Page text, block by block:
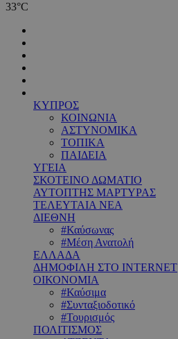
33°C
ΚΥΠΡΟΣ
ΚΟΙΝΩΝΙΑ
ΑΣΤΥΝΟΜΙΚΑ
ΤΟΠΙΚΑ
ΠΑΙΔΕΙΑ
ΥΓΕΙΑ
ΣΚΟΤΕΙΝΟ ΔΩΜΑΤΙΟ
ΑΥΤΟΠΤΗΣ ΜΑΡΤΥΡΑΣ
ΤΕΛΕΥΤΑΙΑ ΝΕΑ
ΔΙΕΘΝΗ
#Καύσωνας
#Μέση Ανατολή
ΕΛΛΑΔΑ
ΔΗΜΟΦΙΛΗ ΣΤΟ INTERNET
ΟΙΚΟΝΟΜΙΑ
#Καύσιμα
#Συνταξιοδοτικό
#Τουρισμός
ΠΟΛΙΤΙΣΜΟΣ